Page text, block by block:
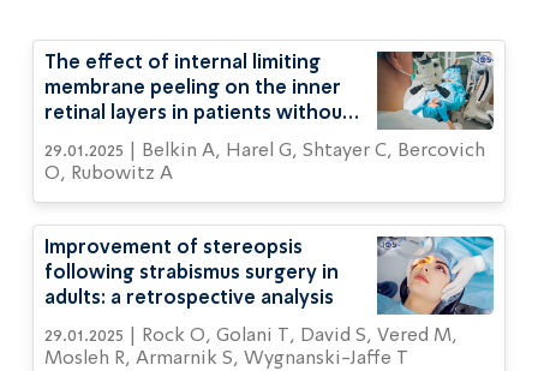
The effect of internal limiting
membrane peeling on the inner
retinal layers in patients without
macular pathology
29.01.2025 | Belkin A, Harel G, Shtayer C, Bercovich
O, Rubowitz A
Improvement of stereopsis
following strabismus surgery in
adults: a retrospective analysis
29.01.2025 | Rock O, Golani T, David S, Vered M,
Mosleh R, Armarnik S, Wygnanski-Jaffe T